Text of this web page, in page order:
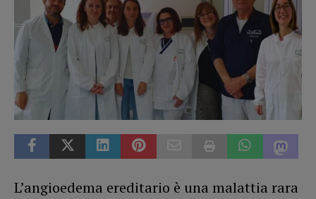
L’angioedema ereditario è una malattia rara